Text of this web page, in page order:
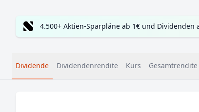
4.500+ Aktien-Sparpläne ab 1€ und
Dividende Dividendenrendite Kurs Gesamtrendite